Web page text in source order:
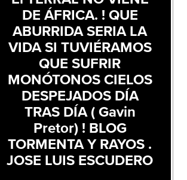
DE ÁFRICA. ! QUE
ABURRIDA SERIA LA
VIDA SI TUVIÉRAMOS
QUE SUFRIR
MONÓTONOS CIELOS
DESPEJADOS DÍA
TRAS DÍA ( Gavin
Pretor) ! BLOG
TORMENTA Y RAYOS .
JOSE LUIS ESCUDERO